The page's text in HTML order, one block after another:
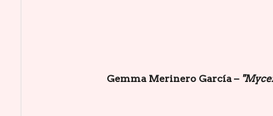
Gemma Merinero García –